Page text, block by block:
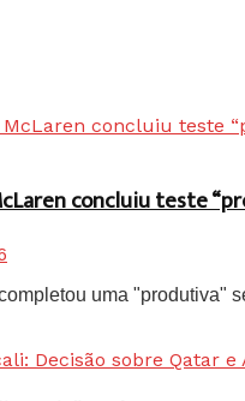
concluiu teste
uma "produtiva"